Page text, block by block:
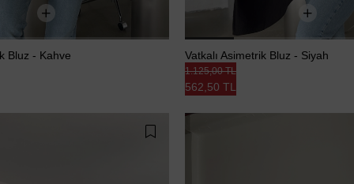
Bluz - Kahve Vatkalı Asimetrik Bluz - Siyah
562,50 TL
1.125,00 TL